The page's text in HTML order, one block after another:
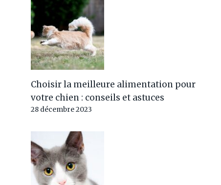
Choisir la meilleure alimentation pour
votre chien : conseils et astuces
28 décembre 2023